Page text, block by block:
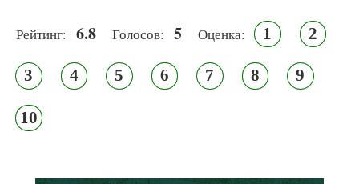
Рейтинг: 6.8 Голосов: 5 Оценка: 1 2
3 4 5 6 7 8 9
10